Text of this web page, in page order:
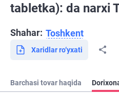
tabletka): da narxi
Shahar: Toshkent
Xaridlar ro‘yxati
Barchasi tovar haqida